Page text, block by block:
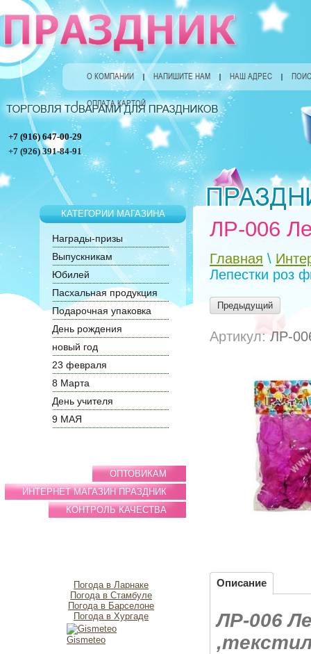
+7 (916) 647-00-29
+7 (926) 391-84-91
О КОМПАНИИ НАПИШИТЕ НАМ НАШ АДРЕС
ОПЛАТА КАРТОЙ
ЛР-006
Главная \
Лепестки роз
Предыдущий
Артикул:ЛР-
Описание
ЛР-006
КАТЕГОРИИ МАГАЗИНА
Награды-призы
Выпускникам
Юбилей
Пасхальная продукция
Подарочная упаковка
День рождения
новый год
23 февраля
8 Марта
День учителя
9 МАЯ
ОПТОВИКАМ
ИНТЕРНЕТ МАГАЗИН ПРАЗДНИК
КОНТРОЛЬ КАЧЕСТВА
Погода в Ларнаке
Погода в Стамбуле
Погода в Барселоне
Погода в Хургаде
Gismeteo